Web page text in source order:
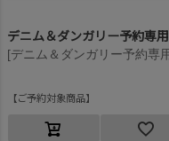
デニム＆ダンガリー予約専用
ご予約対象商品